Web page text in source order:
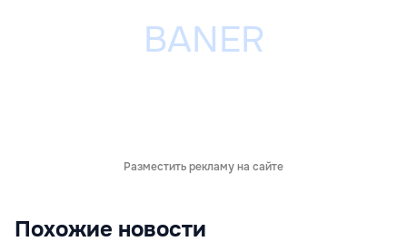
Разместить рекламу на сайте
Похожие новости